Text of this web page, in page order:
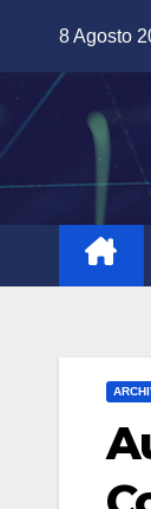
contenuto
8 Agosto